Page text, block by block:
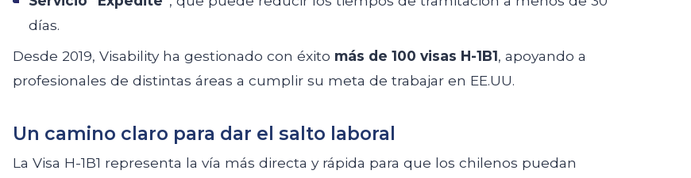
días.
Desde 2019, Visability ha gestionado con éxito más de 100 visas H-1B1, apoyando a
profesionales de distintas áreas a cumplir su meta de trabajar en EE.UU.
Un camino claro para dar el salto laboral
La Visa H-1B1 representa la vía más directa y rápida para que los chilenos puedan